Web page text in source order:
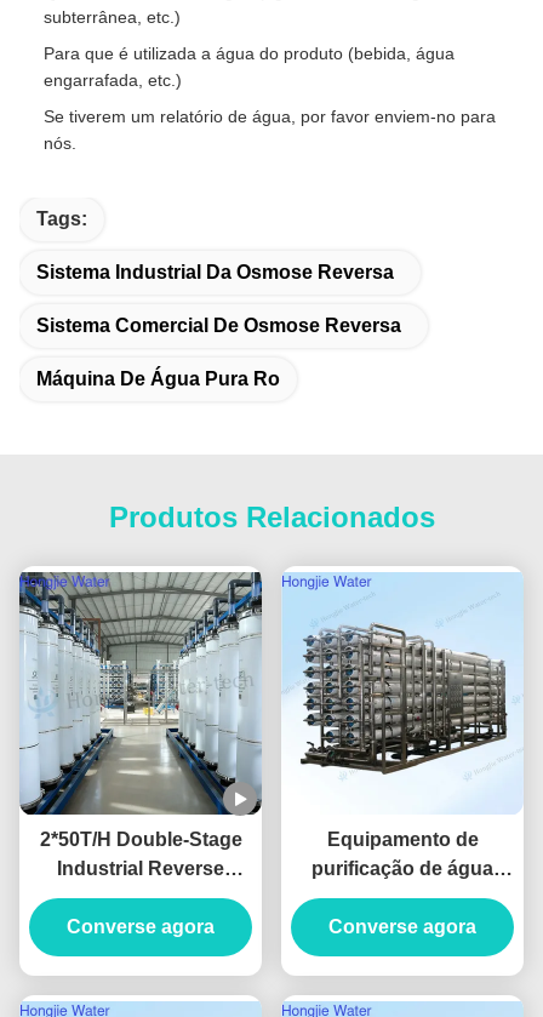
subterrânea, etc.)
Para que é utilizada a água do produto (bebida, água
engarrafada, etc.)
Se tiverem um relatório de água, por favor enviem-no para
nós.
Tags:
Sistema Industrial Da Osmose Reversa
Sistema Comercial De Osmose Reversa
Máquina De Água Pura Ro
Produtos Relacionados
2*50T/H Double-Stage
Industrial Reverse
Osmosis Water System
Produced For Ultrapure
Water
Converse agora
Equipamento de
purificação de água
industrial RO de grande
escala 130m3/H
380V/220V
Converse agora